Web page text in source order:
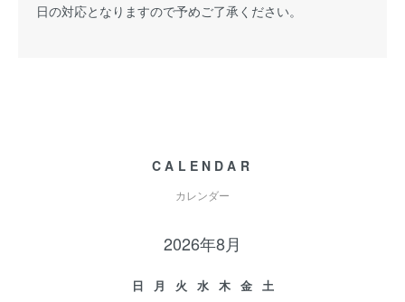
日の対応となりますので予めご了承ください。
CALENDAR
カレンダー
2026年8月
日 月 火 水 木 金
土